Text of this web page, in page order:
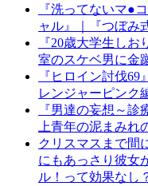
『洗ってないマ●
ャル』｜『つぼみ
『20歳大学生し
室のスケベ男に金
『ヒロイン討伐
レンジャーピンク
『男達の妄想～
上青年の泥まみれ
クリスマスまで間
にもあっさり彼女
ル！って効果なし